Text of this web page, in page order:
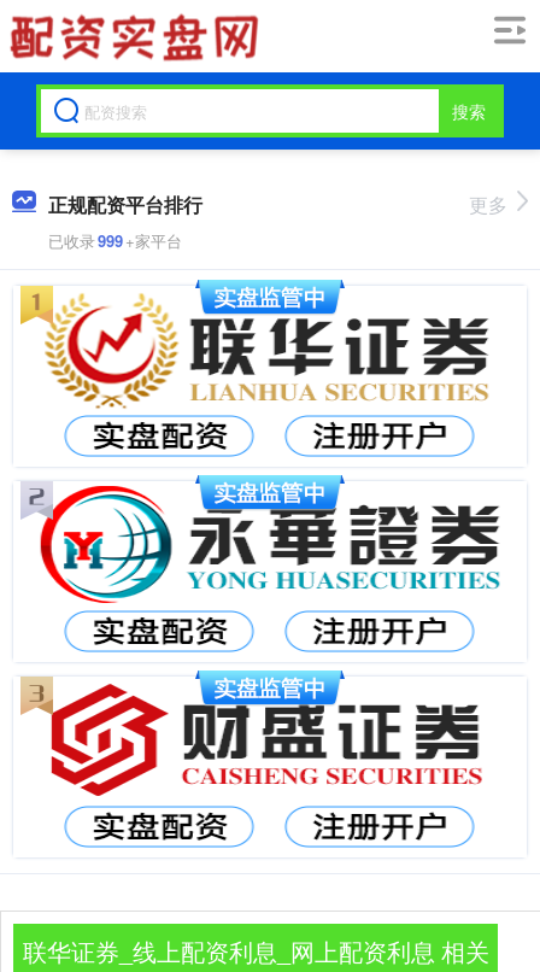
搜索
正规配资平台排行
已收录999+家平台
更多
联华证券_线上配资利息_网上配资利息 相关